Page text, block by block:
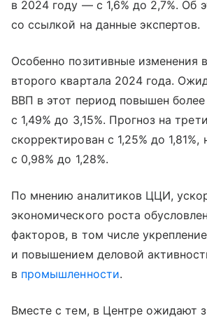
в 2024 году — с 1,6% до 2,7%. Об
со ссылкой на данные экспертов.
Особенно позитивные изменения
второго квартала 2024 года.
ВВП в этот период повышен
с 1,49% до 3,15%. Прогноз на
скорректирован с 1,25% до
с 0,98% до 1,28%.
По мнению аналитиков ЦЦИ,
экономического роста
факторов, в том числе
и повышением деловой
в промышленности.
Вместе с тем, в Центре ожидают